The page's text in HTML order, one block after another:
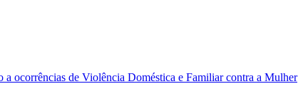
ocorrências de Violência Doméstica e Familiar contra a Mulher